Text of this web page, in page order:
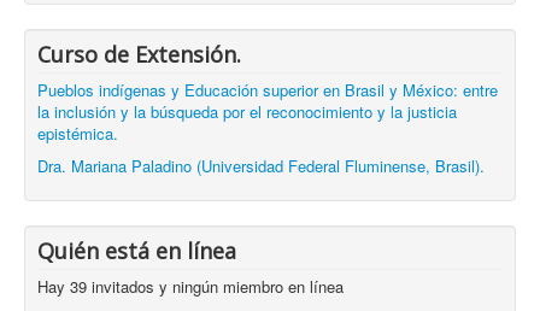
Curso de Extensión.
Pueblos indígenas y Educación superior en Brasil y México: entre
la inclusión y la búsqueda por el reconocimiento y la justicia
epistémica.
Dra. Mariana Paladino (Universidad Federal Fluminense, Brasil).
Quién está en línea
Hay 39 invitados y ningún miembro en línea